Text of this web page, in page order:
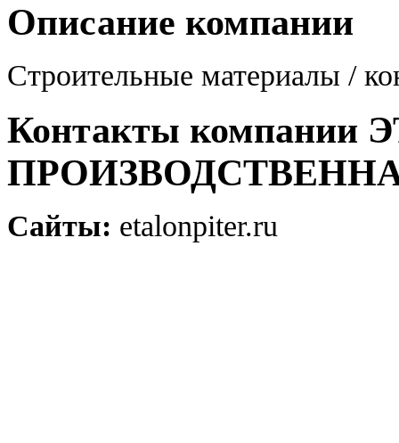
Описание компании
Строительные материалы /
Контакты
Сайты: etalonpiter.ru